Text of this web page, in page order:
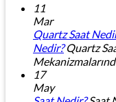
11
Mar
Quartz Saat
Nedir? Quartz
17
May